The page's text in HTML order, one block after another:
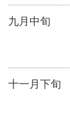
九月中旬
十一月下旬